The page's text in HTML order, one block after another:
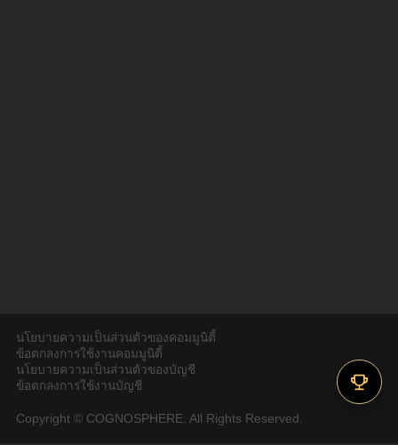
นโยบายความเป็นส่วนตัวของคอมมูนิตี้
ข้อตกลงการใช้งานคอมมูนิตี้
นโยบายความเป็นส่วนตัวของบัญชี
ข้อตกลงการใช้งานบัญชี
Copyright © COGNOSPHERE. All Rights Reserved.